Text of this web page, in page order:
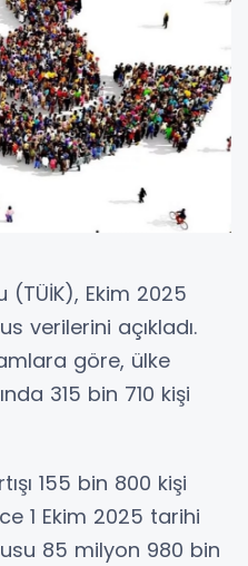
(TÜİK), Ekim 2025
verilerini açıkladı.
göre, ülke
315 bin 710 kişi
155 bin 800 kişi
1 Ekim 2025 tarihi
85 milyon 980 bin